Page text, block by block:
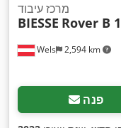
Wels 2,594 km
מרכז עיבוד
BIESSE Rover B
פנה